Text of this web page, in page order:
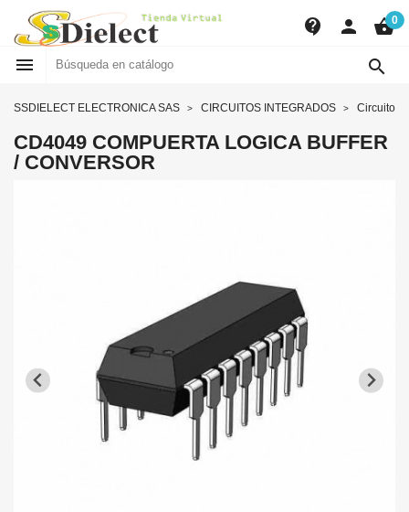
contact_support person shopping_basket0
 
SSDIELECT ELECTRONICA SAS CIRCUITOS INTEGRADOS Circuitos
CD4049 COMPUERTA LOGICA BUFFER
/ CONVERSOR